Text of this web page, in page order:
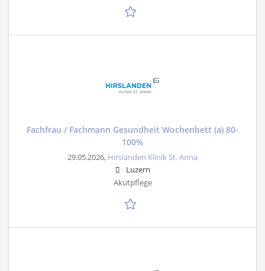
Fachfrau / Fachmann Gesundheit Wochenbett (a) 80-
100%
29.05.2026, Hirslanden Klinik St. Anna
Luzern
Akutpflege